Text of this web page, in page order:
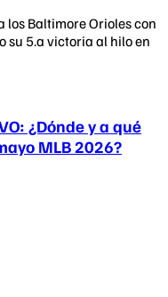
los Baltimore Orioles con
su 5.a victoria al hilo en
¿Dónde y a qué
MLB 2026?